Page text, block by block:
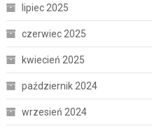
lipiec 2025
czerwiec 2025
kwiecień 2025
październik 2024
wrzesień 2024